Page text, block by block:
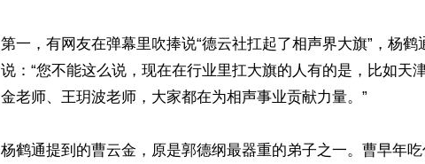
第一，有网友在弹幕里吹捧说“德云社扛起了相声界大旗”，杨
说：“您不能这么说，现在在行业里扛大旗的人有的是，比如天
金老师、王玥波老师，大家都在为相声事业贡献力量。”
杨鹤通提到的曹云金，原是郭德纲最器重的弟子之一。曹早年